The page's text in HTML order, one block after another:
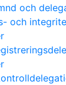
och
och